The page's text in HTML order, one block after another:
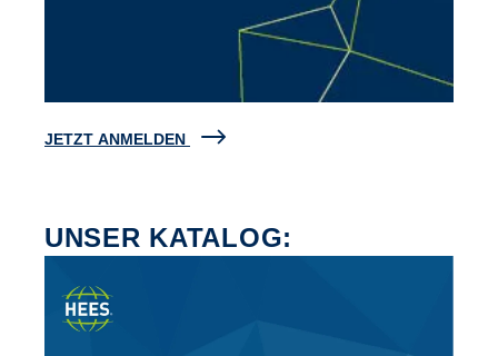
JETZT ANMELDEN
UNSER KATALOG: